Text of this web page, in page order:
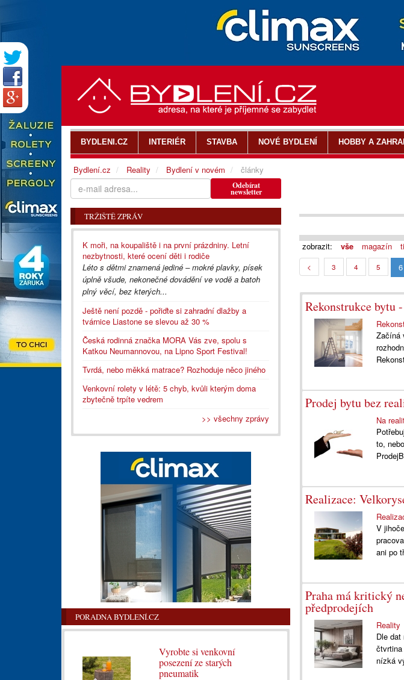
zobrazit: vše magazín
< 3 4 5 6
Rekonstrukce bytu
Začíná
Prodej bytu bez
Na
to,
Realizace:
V
ani po
Praha má kritický
předprodejích
Reality
Dle
nízká
Odebírat
newsletter
TRŽIŠTĚ ZPRÁV
K moři, na koupaliště i na první prázdniny. Letní
nezbytnosti, které ocení děti i rodiče
Léto s dětmi znamená jediné – mokré plavky, písek
úplně všude, nekonečné dovádění ve vodě a batoh
plný věcí, bez kterých...
Ještě není pozdě - pořiďte si zahradní dlažby a
tvárnice Liastone se slevou až 30 %
Česká rodinná značka MORA Vás zve, spolu s
Katkou Neumannovou, na Lipno Sport Festival!
Tvrdá, nebo měkká matrace? Rozhoduje něco jiného
Venkovní rolety v létě: 5 chyb, kvůli kterým doma
zbytečně trpíte vedrem
>> všechny zprávy
PORADNA BYDLENÍ.CZ
Vyrobte si venkovní
posezení ze starých
pneumatik
BYDLENI.CZ INTERIÉR STAVBA NOVÉ BYDLENÍ HOBBY A
Bydlení.cz Reality Bydlení v novém články